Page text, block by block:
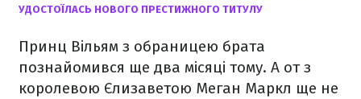
УДОСТОЇЛАСЬ НОВОГО ПРЕСТИЖНОГО ТИТУЛУ
Принц Вільям з обраницею брата
познайомився ще два місяці тому. А от з
королевою Єлизаветою Меган Маркл ще не